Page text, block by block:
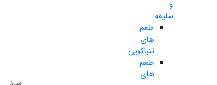
و
سلیقه
طعم
های
تنباکویی
طعم
های
سبد